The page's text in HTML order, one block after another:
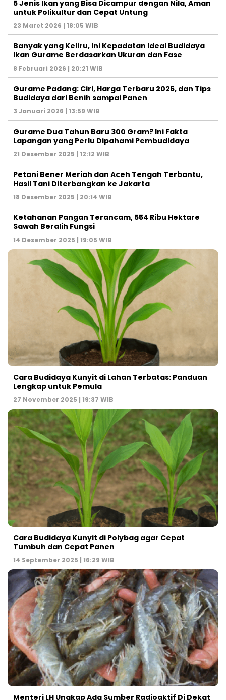
5 Jenis Ikan yang Bisa Dicampur dengan Nila, Aman
untuk Polikultur dan Cepat Untung
23 Maret 2026 | 18:05 WIB
Banyak yang Keliru, Ini Kepadatan Ideal Budidaya
Ikan Gurame Berdasarkan Ukuran dan Fase
8 Februari 2026 | 20:21 WIB
Gurame Padang: Ciri, Harga Terbaru 2026, dan Tips
Budidaya dari Benih sampai Panen
3 Januari 2026 | 13:59 WIB
Gurame Dua Tahun Baru 300 Gram? Ini Fakta
Lapangan yang Perlu Dipahami Pembudidaya
21 Desember 2025 | 12:12 WIB
Petani Bener Meriah dan Aceh Tengah Terbantu,
Hasil Tani Diterbangkan ke Jakarta
18 Desember 2025 | 20:14 WIB
Ketahanan Pangan Terancam, 554 Ribu Hektare
Sawah Beralih Fungsi
14 Desember 2025 | 19:05 WIB
Cara Budidaya Kunyit di Lahan Terbatas: Panduan
Lengkap untuk Pemula
27 November 2025 | 19:37 WIB
Cara Budidaya Kunyit di Polybag agar Cepat
Tumbuh dan Cepat Panen
14 September 2025 | 16:29 WIB
Menteri LH Ungkap Ada Sumber Radioaktif Di Dekat